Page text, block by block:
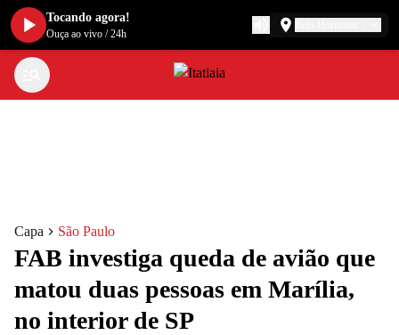
Capa São Paulo
FAB investiga queda de avião que
matou duas pessoas em Marília,
no interior de SP
Tocando agora!
Ouça ao vivo /24h